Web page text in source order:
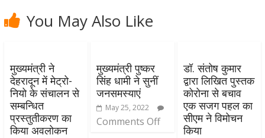
You May Also Like
मुख्यमंत्री ने
देहरादून में मेट्रो-
नियो के संचालन से
सम्बन्धित
प्रस्तुतीकरण का
किया अवलोकन
मुख्यमंत्री पुष्कर
सिंह धामी ने सुनीं
जनसमस्याएं
May 25, 2022
Comments Off
डॉ. संतोष कुमार
द्वारा लिखित पुस्तक
कोरोना से बचाव
एक सजग पहल का
सीएम ने विमोचन
किया